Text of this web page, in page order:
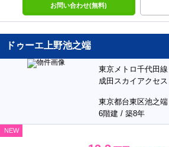
お問い合わせ(無料)
ドゥーエ上野池之端
東京メトロ千代田
成田スカイアクセ
東京都台東区池之
6階建 / 築8年
NEW